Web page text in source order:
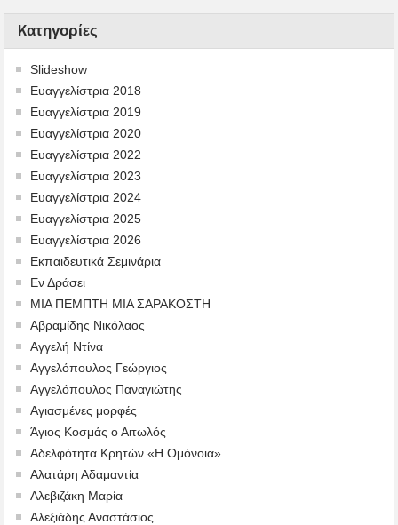
Kατηγορίες
Slideshow
Ευαγγελίστρια 2018
Ευαγγελίστρια 2019
Ευαγγελίστρια 2020
Ευαγγελίστρια 2022
Ευαγγελίστρια 2023
Ευαγγελίστρια 2024
Ευαγγελίστρια 2025
Ευαγγελίστρια 2026
Εκπαιδευτικά Σεμινάρια
Εν Δράσει
ΜΙΑ ΠΕΜΠΤΗ ΜΙΑ ΣΑΡΑΚΟΣΤΗ
Αβραμίδης Νικόλαος
Αγγελή Ντίνα
Αγγελόπουλος Γεώργιος
Αγγελόπουλος Παναγιώτης
Αγιασμένες μορφές
Άγιος Κοσμάς ο Αιτωλός
Αδελφότητα Κρητών «Η Ομόνοια»
Αλατάρη Αδαμαντία
Αλεβιζάκη Μαρία
Αλεξιάδης Αναστάσιος